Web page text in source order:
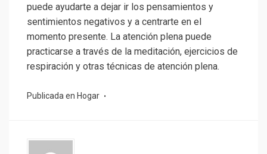
puede ayudarte a dejar ir los pensamientos y
sentimientos negativos y a centrarte en el
momento presente. La atención plena puede
practicarse a través de la meditación, ejercicios de
respiración y otras técnicas de atención plena.
Publicada en Hogar